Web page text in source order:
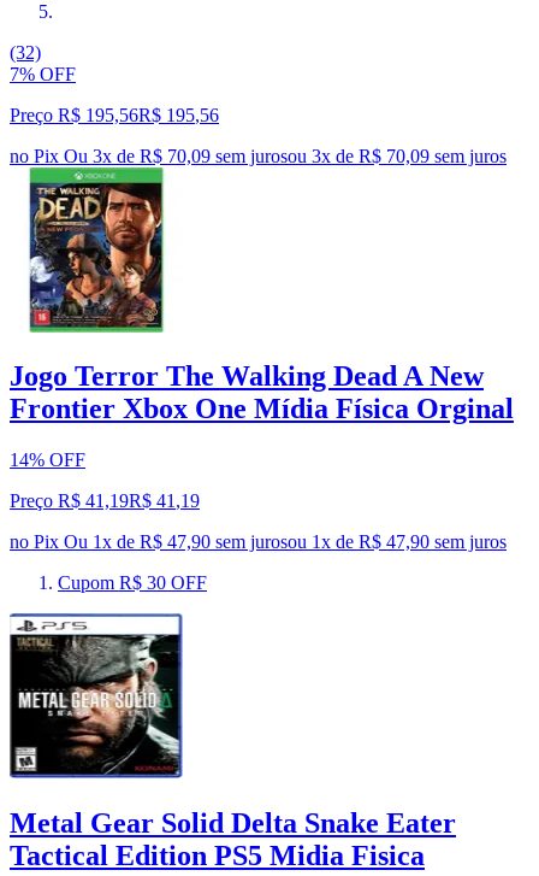
(32)
7% OFF
Preço R$ 195,56R$ 195,56
no Pix Ou 3x de R$ 70,09 sem jurosou 3x de R$ 70,09 sem juros
Jogo Terror The Walking Dead A New
Frontier Xbox One Mídia Física Orginal
14% OFF
Preço R$ 41,19R$ 41 ,19
no Pix Ou 1x de R$ 47,90 sem jurosou 1x de R$ 47,90 sem juros
Cupom R$ 30 OFF
Metal Gear Solid Delta Snake Eater
Tactical Edition PS5 Midia Fisica